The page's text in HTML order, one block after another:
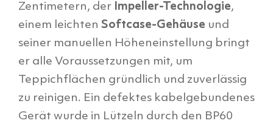
Zentimetern, der Impeller-Technologie,
einem leichten Softcase-Gehäuse und
seiner manuellen Höheneinstellung bringt
er alle Voraussetzungen mit, um
Teppichflächen gründlich und zuverlässig
zu reinigen. Ein defektes kabelgebundenes
Gerät wurde in Lützeln durch den BP60